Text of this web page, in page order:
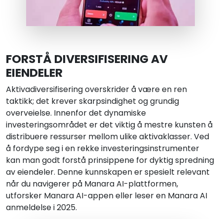
FORSTÅ DIVERSIFISERING AV
EIENDELER
Aktivadiversifisering overskrider å være en ren
taktikk; det krever skarpsindighet og grundig
overveielse. Innenfor det dynamiske
investeringsområdet er det viktig å mestre kunsten å
distribuere ressurser mellom ulike aktivaklasser. Ved
å fordype seg i en rekke investeringsinstrumenter
kan man godt forstå prinsippene for dyktig spredning
av eiendeler. Denne kunnskapen er spesielt relevant
når du navigerer på Manara AI-plattformen,
utforsker Manara AI-appen eller leser en Manara AI
anmeldelse i 2025.